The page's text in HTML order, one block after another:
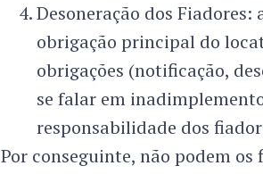
Desoneração dos
obrigação principal do
obrigações (notificação,
se falar em
responsabilidade dos
Por conseguinte, não podem